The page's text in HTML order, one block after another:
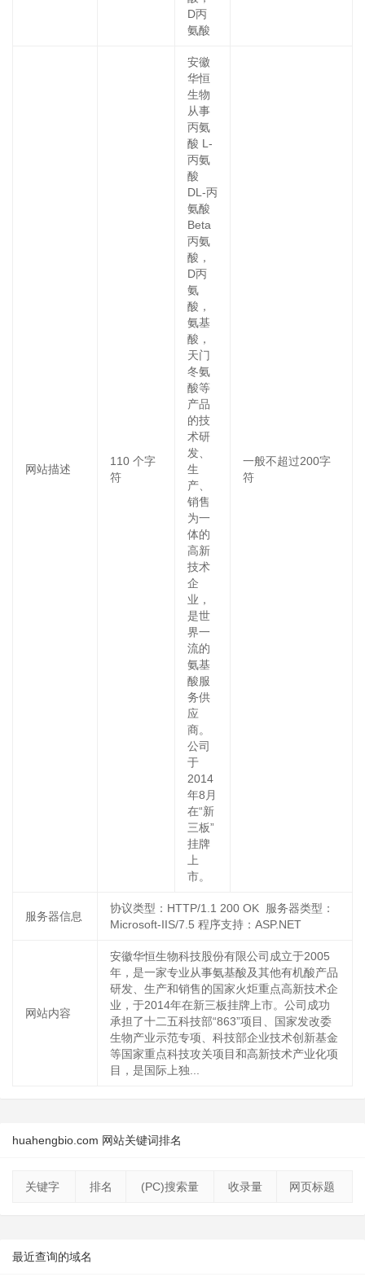
D丙
氨酸
网站描述
110 个字
符
安徽
华恒
生物
从事
丙氨
酸 L-
丙氨
酸
DL-丙
氨酸
Beta
丙氨
酸，
D丙
氨
酸，
氨基
酸，
天门
冬氨
酸等
产品
的技
术研
发、
生
产、
销售
为一
体的
高新
技术
企
业，
是世
界一
流的
氨基
酸服
务供
应
商。
公司
于
2014
年8月
在“新
三板”
挂牌
上
市。
一般不超过200字
符
服务器信息
协议类型：HTTP/1.1 200 OK 服务器类型：
Microsoft-IIS/7.5 程序支持：ASP.NET
网站内容
安徽华恒生物科技股份有限公司成立于2005
年，是一家专业从事氨基酸及其他有机酸产品
研发、生产和销售的国家火炬重点高新技术企
业，于2014年在新三板挂牌上市。公司成功
承担了十二五科技部“863”项目、国家发改委
生物产业示范专项、科技部企业技术创新基金
等国家重点科技攻关项目和高新技术产业化项
目，是国际上独...
huahengbio.com 网站关键词排名
关键字 排名 (PC)搜索量 收录量 网页标题
最近查询的域名